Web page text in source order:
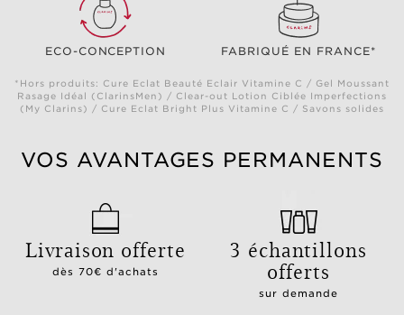
ECO-CONCEPTION FABRIQUÉ EN FRANCE*
*Hors produits: Cure Eclat Beauté Eclair Vitamine C / Gel Moussant
Rasage Idéal (ClarinsMen) / Clear-out Lotion Ciblée Imperfections
(My Clarins) / Cure Eclat Bright Plus Vitamine C / Savons solides
VOS AVANTAGES PERMANENTS
Livraison offerte
dès 70€ d'achats
3 échantillons
offerts
sur demande